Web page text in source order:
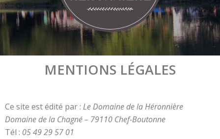
MENTIONS LÉGALES
Ce site est édité par : Le Domaine de la Héronnière
Domaine de la Chagné – 79110 Chef-Boutonne
Tél : 05 49 29 57 01